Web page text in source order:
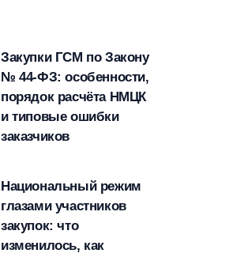
Закупки ГСМ по Закону
№ 44-ФЗ: особенности,
порядок расчёта НМЦК
и типовые ошибки
заказчиков
Национальный режим
глазами участников
закупок: что
изменилось, как